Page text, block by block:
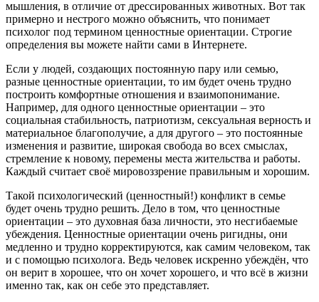
мышления, в отличие от дрессированных животных. Вот так
примерно и нестрого можно объяснить, что понимает
психолог под термином ценностные ориентации. Строгие
определения вы можете найти сами в Интернете.
Если у людей, создающих постоянную пару или семью,
разные ценностные ориентации, то им будет очень трудно
построить комфортные отношения и взаимопонимание.
Например, для одного ценностные ориентации – это
социальная стабильность, патриотизм, сексуальная верность и
материальное благополучие, а для другого – это постоянные
изменения и развитие, широкая свобода во всех смыслах,
стремление к новому, перемены места жительства и работы.
Каждый считает своё мировоззрение правильным и хорошим.
Такой психологический (ценностный!) конфликт в семье
будет очень трудно решить. Дело в том, что ценностные
ориентации – это духовная база личности, это несгибаемые
убеждения. Ценностные ориентации очень ригидны, они
медленно и трудно корректируются, как самим человеком, так
и с помощью психолога. Ведь человек искренно убеждён, что
он верит в хорошее, что он хочет хорошего, и что всё в жизни
именно так, как он себе это представляет.